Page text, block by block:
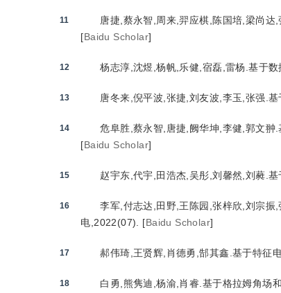
11
唐捷,蔡永智,周来,羿应棋,陈国培,梁尚
[Baidu Scholar]
12 杨志淳,沈煜,杨帆,乐健,宿磊,雷杨.基于
13 唐冬来,倪平波,张捷,刘友波,李玉,张强.
14
危阜胜,蔡永智,唐捷,阙华坤,李健,郭文翀
[Baidu Scholar]
15 赵宇东,代宇,田浩杰,吴彤,刘馨然,刘蕤.
16
李军,付志达,田野,王陈园,张梓欣,刘宗振
电,2022(07).
[Baidu Scholar]
17 郝伟琦,王贤辉,肖德勇,郜其鑫.基于特征
18
白勇,熊隽迪,杨渝,肖睿.基于格拉姆角场